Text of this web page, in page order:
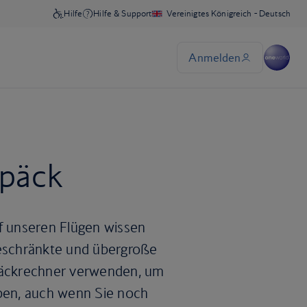
unseren Flügen wissen
und übergroße
verwenden, um
auch wenn Sie noch